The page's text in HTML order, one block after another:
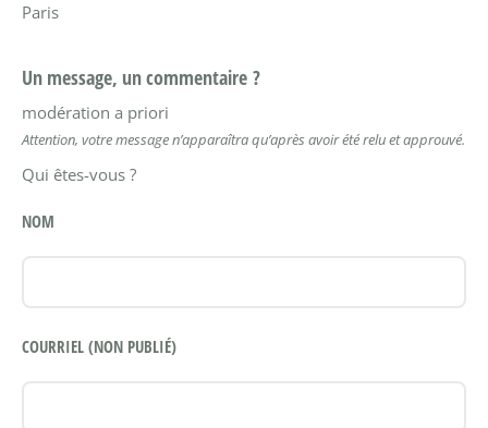
Paris
Un message, un commentaire ?
modération a priori
Attention, votre message n’apparaîtra qu’après avoir été relu et approuvé.
Qui êtes-vous ?
NOM
COURRIEL (NON PUBLIÉ)